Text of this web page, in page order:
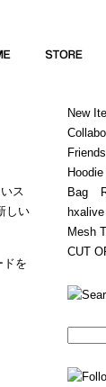
ス
しい
ドを
New
Friends
Bag
hxalive
Mesh
CUT